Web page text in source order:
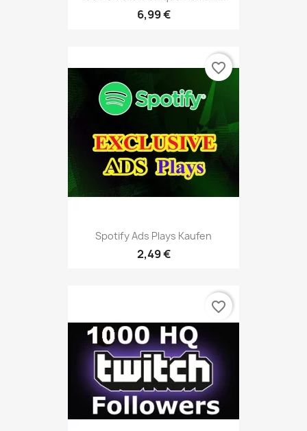
6,99 €
Spotify Ads Plays Kaufen
2,49 €
favorite_border
favorite_border